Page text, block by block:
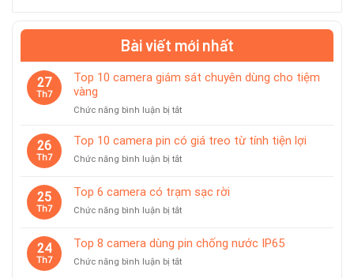
Bài viết mới nhất
27
Th7
Top 10 camera giám sát chuyên dùng cho tiệm
vàng
Chức năng bình luận bị tắtở
10
camera
giám
chuyên
cho
vàng
26
Th7
Top 10 camera pin có giá treo từ tính tiện lợi
Chức năng bình luận bị tắtở
camera
pin
giá
từ
25
Th7
Top 6 camera có trạm sạc rời
Chức năng bình luận bị tắtở
camera
có
24
Th7
Top 8 camera dùng pin chống nước IP65
Chức năng bình luận bị tắtở